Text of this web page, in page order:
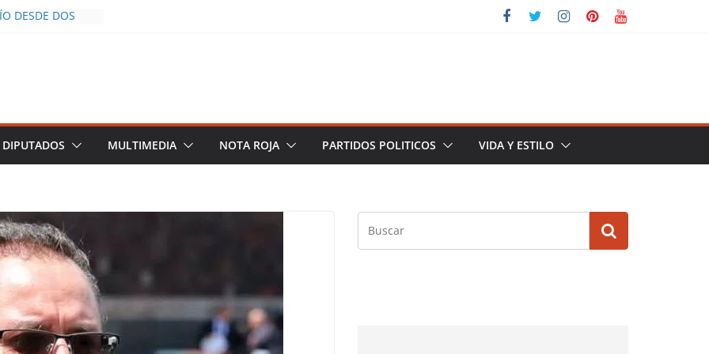
DESDE DOS
AL INFLUENCER
EN
A LAS
TERMINA
DE
DEL PLAN
DIPUTADOS MULTIMEDIA NOTA ROJA PARTIDOS POLITICOS VIDA Y ESTILO